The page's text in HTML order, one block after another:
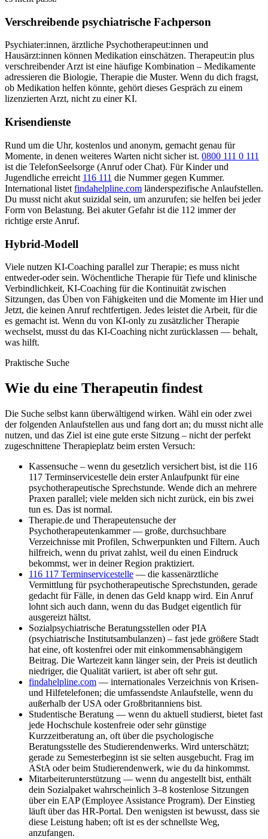
Verschreibende psychiatrische Fachperson
Psychiater:innen, ärztliche Psychotherapeut:innen und
Hausärzt:innen können Medikation einschätzen. Therapeut:in plus
verschreibender Arzt ist eine häufige Kombination – Medikamente
adressieren die Biologie, Therapie die Muster. Wenn du dich fragst,
ob Medikation helfen könnte, gehört dieses Gespräch zu einem
lizenzierten Arzt, nicht zu einer KI.
Krisendienste
Rund um die Uhr, kostenlos und anonym, gemacht genau für
Momente, in denen weiteres Warten nicht sicher ist. 0800 111 0 111
ist die TelefonSeelsorge (Anruf oder Chat). Für Kinder und
Jugendliche erreicht 116 111 die Nummer gegen Kummer.
International listet findahelpline.com länderspezifische Anlaufstellen.
Du musst nicht akut suizidal sein, um anzurufen; sie helfen bei jeder
Form von Belastung. Bei akuter Gefahr ist die 112 immer der
richtige erste Anruf.
Hybrid-Modell
Viele nutzen KI-Coaching parallel zur Therapie; es muss nicht
entweder-oder sein. Wöchentliche Therapie für Tiefe und klinische
Verbindlichkeit, KI-Coaching für die Kontinuität zwischen
Sitzungen, das Üben von Fähigkeiten und die Momente im Hier und
Jetzt, die keinen Anruf rechtfertigen. Jedes leistet die Arbeit, für die
es gemacht ist. Wenn du von KI-only zu zusätzlicher Therapie
wechselst, musst du das KI-Coaching nicht zurücklassen — behalt,
was hilft.
Praktische Suche
Wie du eine Therapeutin findest
Die Suche selbst kann überwältigend wirken. Wähl ein oder zwei
der folgenden Anlaufstellen aus und fang dort an; du musst nicht alle
nutzen, und das Ziel ist eine gute erste Sitzung – nicht der perfekt
zugeschnittene Therapieplatz beim ersten Versuch:
Kassensuche – wenn du gesetzlich versichert bist, ist die 116
117 Terminservicestelle dein erster Anlaufpunkt für eine
psychotherapeutische Sprechstunde. Wende dich an mehrere
Praxen parallel; viele melden sich nicht zurück, ein bis zwei
tun es. Das ist normal.
Therapie.de und Therapeutensuche der
Psychotherapeutenkammer — große, durchsuchbare
Verzeichnisse mit Profilen, Schwerpunkten und Filtern. Auch
hilfreich, wenn du privat zahlst, weil du einen Eindruck
bekommst, wer in deiner Region praktiziert.
116 117 Terminservicestelle — die kassenärztliche
Vermittlung für psychotherapeutische Sprechstunden, gerade
gedacht für Fälle, in denen das Geld knapp wird. Ein Anruf
lohnt sich auch dann, wenn du das Budget eigentlich für
ausgereizt hältst.
Sozialpsychiatrische Beratungsstellen oder PIA
(psychiatrische Institutsambulanzen) – fast jede größere Stadt
hat eine, oft kostenfrei oder mit einkommensabhängigem
Beitrag. Die Wartezeit kann länger sein, der Preis ist deutlich
niedriger, die Qualität variiert, ist aber oft sehr gut.
findahelpline.com — internationales Verzeichnis von Krisen-
und Hilfetelefonen; die umfassendste Anlaufstelle, wenn du
außerhalb der USA oder Großbritanniens bist.
Studentische Beratung — wenn du aktuell studierst, bietet fast
jede Hochschule kostenfreie oder sehr günstige
Kurzzeitberatung an, oft über die psychologische
Beratungsstelle des Studierendenwerks. Wird unterschätzt;
gerade zu Semesterbeginn ist sie selten ausgebucht. Frag im
AStA oder beim Studierendenwerk, wie du da hinkommst.
Mitarbeiterunterstützung — wenn du angestellt bist, enthält
dein Sozialpaket wahrscheinlich 3–8 kostenlose Sitzungen
über ein EAP (Employee Assistance Program). Der Einstieg
läuft über das HR-Portal. Den wenigsten ist bewusst, dass sie
diese Leistung haben; oft ist es der schnellste Weg,
anzufangen.